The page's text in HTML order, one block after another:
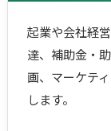
起業や会社経
達、補助金・
画、マーケテ
します。